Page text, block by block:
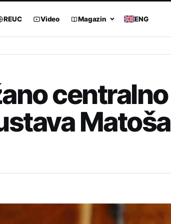
REUC Video Magazin ENG
Matoša